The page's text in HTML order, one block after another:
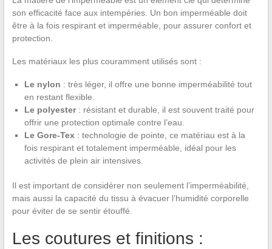
son efficacité face aux intempéries. Un bon imperméable doit
être à la fois respirant et imperméable, pour assurer confort et
protection.
Les matériaux les plus couramment utilisés sont :
Le nylon : très léger, il offre une bonne imperméabilité tout
en restant flexible.
Le polyester: résistant et durable, il est souvent traité pour
offrir une protection optimale contre l’eau.
Le Gore-Tex: technologie de pointe, ce matériau est à la
fois respirant et totalement imperméable, idéal pour les
activités de plein air intensives.
Il est important de considérer non seulement l’imperméabilité,
mais aussi la capacité du tissu à évacuer l’humidité corporelle
pour éviter de se sentir étouffé.
Les coutures et finitions :